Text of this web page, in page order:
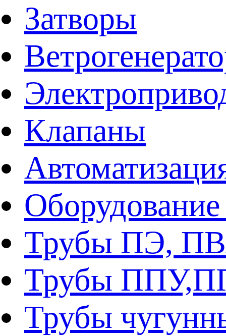
Затворы
Клапаны
Трубы ПЭ,
Трубы
Трубы